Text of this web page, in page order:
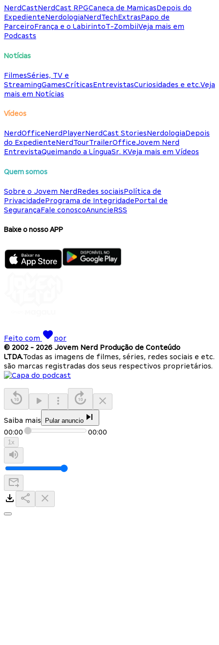
NerdCastNerdCast RPGCaneca de MamicasDepois do
ExpedienteNerdologiaNerdTechExtrasPapo de
ParceiroFrança e o LabirintoT-ZombiiVeja mais em
Podcasts
Notícias
FilmesSéries, TV e
StreamingGamesCríticasEntrevistasCuriosidades e etc.Veja
mais em Notícias
Vídeos
NerdOfficeNerdPlayerNerdCast StoriesNerdologiaDepois
do ExpedienteNerdTourTrailerOfficeJovem Nerd
EntrevistaQueimando a LínguaSr. KVeja mais em Vídeos
Quem somos
Sobre o Jovem NerdRedes sociaisPolítica de
PrivacidadePrograma de IntegridadePortal de
SegurançaFale conoscoAnuncieRSS
Baixe o nosso APP
Feito com
por
© 2002 - 2026 Jovem Nerd Produção de Conteúdo
LTDA.Todas as imagens de filmes, séries, redes sociais e etc.
são marcas registradas dos seus respectivos proprietários.
Saiba mais Pular anuncio
00:00 00:00
1x